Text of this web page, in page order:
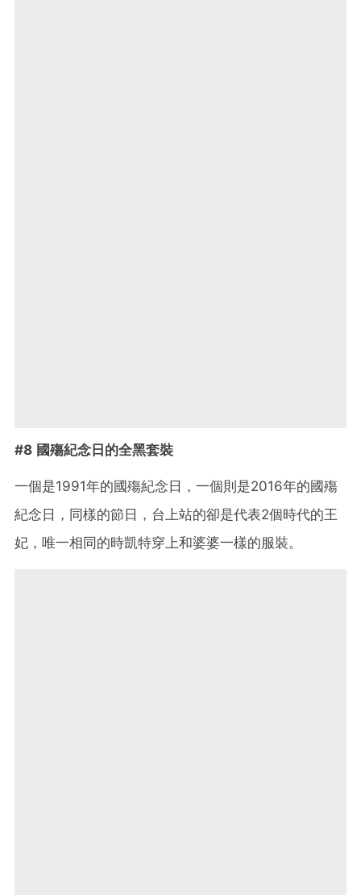
#8 國殤紀念日的全黑套裝
一個是1991年的國殤紀念日，一個則是2016年的國殤
紀念日，同樣的節日，台上站的卻是代表2個時代的王
妃，唯一相同的時凱特穿上和婆婆一樣的服裝。